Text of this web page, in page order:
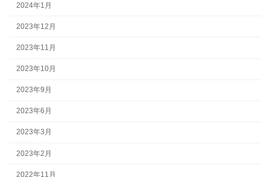
2024年1月
2023年12月
2023年11月
2023年10月
2023年9月
2023年6月
2023年3月
2023年2月
2022年11月